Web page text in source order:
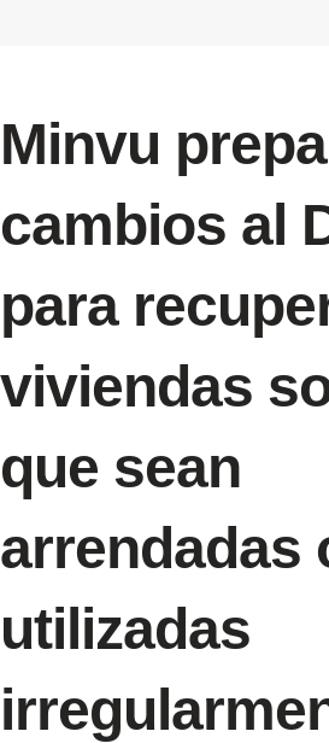
Minvu
cambios al
para
viviendas
que sean
arrendadas
utilizadas